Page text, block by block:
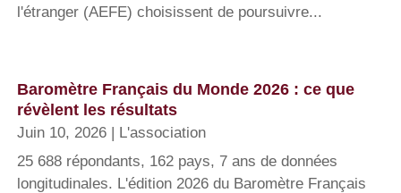
l'étranger (AEFE) choisissent de poursuivre...
Baromètre Français du Monde 2026 : ce que
révèlent les résultats
Juin 10, 2026
L'association
25 688 répondants, 162 pays, 7 ans de données
longitudinales. L'édition 2026 du Baromètre Français